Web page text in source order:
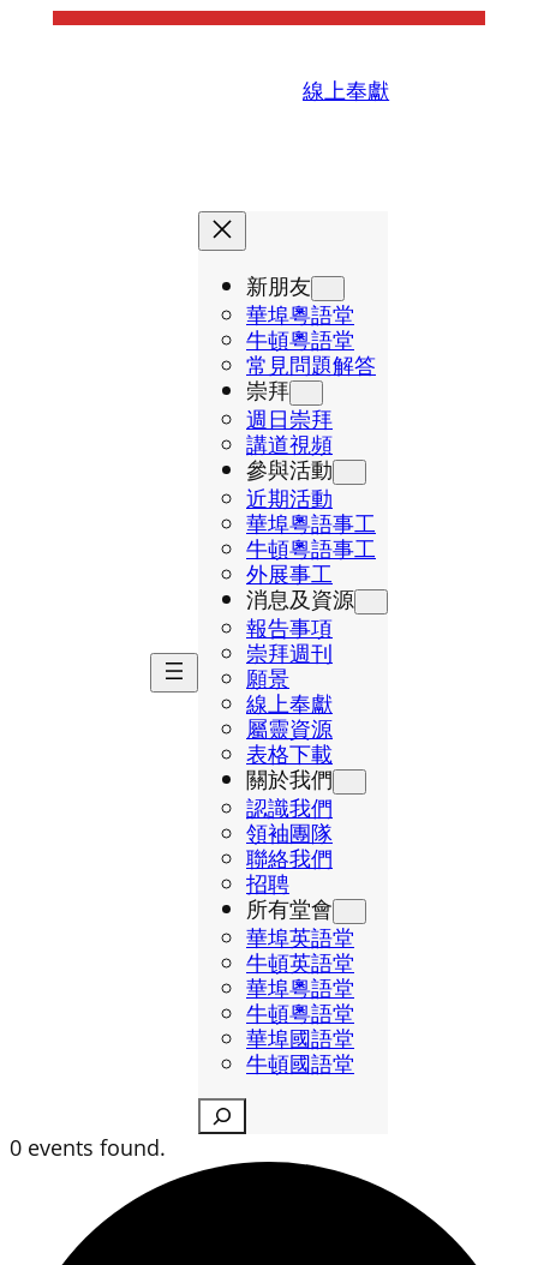
線上奉獻
新朋友
華埠粵語堂
牛頓粵語堂
常見問題解答
崇拜
週日崇拜
講道視頻
參與活動
近期活動
華埠粵語事工
牛頓粵語事工
外展事工
消息及資源
報告事項
崇拜週刊
願景
線上奉獻
屬靈資源
表格下載
關於我們
認識我們
領袖團隊
聯絡我們
招聘
所有堂會
華埠英語堂
牛頓英語堂
華埠粵語堂
牛頓粵語堂
華埠國語堂
牛頓國語堂
Search
0 events found.